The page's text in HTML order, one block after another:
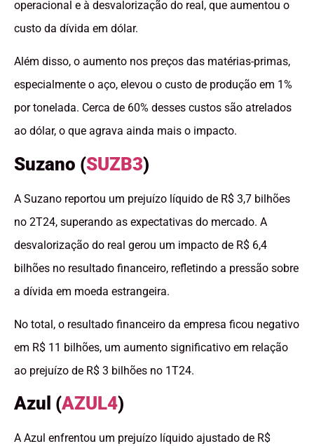
operacional e à desvalorização do real, que aumentou o
custo da dívida em dólar.
Além disso, o aumento nos preços das matérias-primas,
especialmente o aço, elevou o custo de produção em 1%
por tonelada. Cerca de 60% desses custos são atrelados
ao dólar, o que agrava ainda mais o impacto.
Suzano (SUZB3)
A Suzano reportou um prejuízo líquido de R$ 3,7 bilhões
no 2T24, superando as expectativas do mercado. A
desvalorização do real gerou um impacto de R$ 6,4
bilhões no resultado financeiro, refletindo a pressão sobre
a dívida em moeda estrangeira.
No total, o resultado financeiro da empresa ficou negativo
em R$ 11 bilhões, um aumento significativo em relação
ao prejuízo de R$ 3 bilhões no 1T24.
Azul (AZUL4)
A Azul enfrentou um prejuízo líquido ajustado de R$